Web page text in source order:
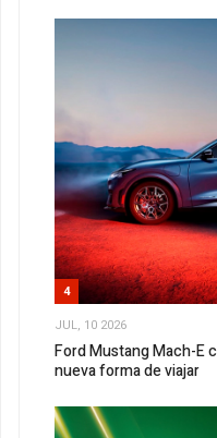
4
JUL, 10 2026
Ford Mustang Mach-E
nueva forma de viajar